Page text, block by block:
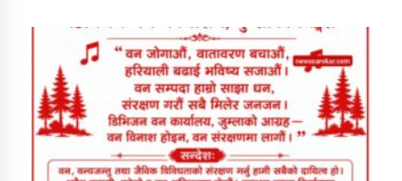
कर्णाली प्राविधि शिक्षालय जुम्लाको सुचना